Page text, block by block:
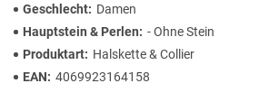
Geschlecht
Damen
Hauptstein & Perlen
- Ohne Stein
Produktart
Halskette & Collier
EAN
4069923164158